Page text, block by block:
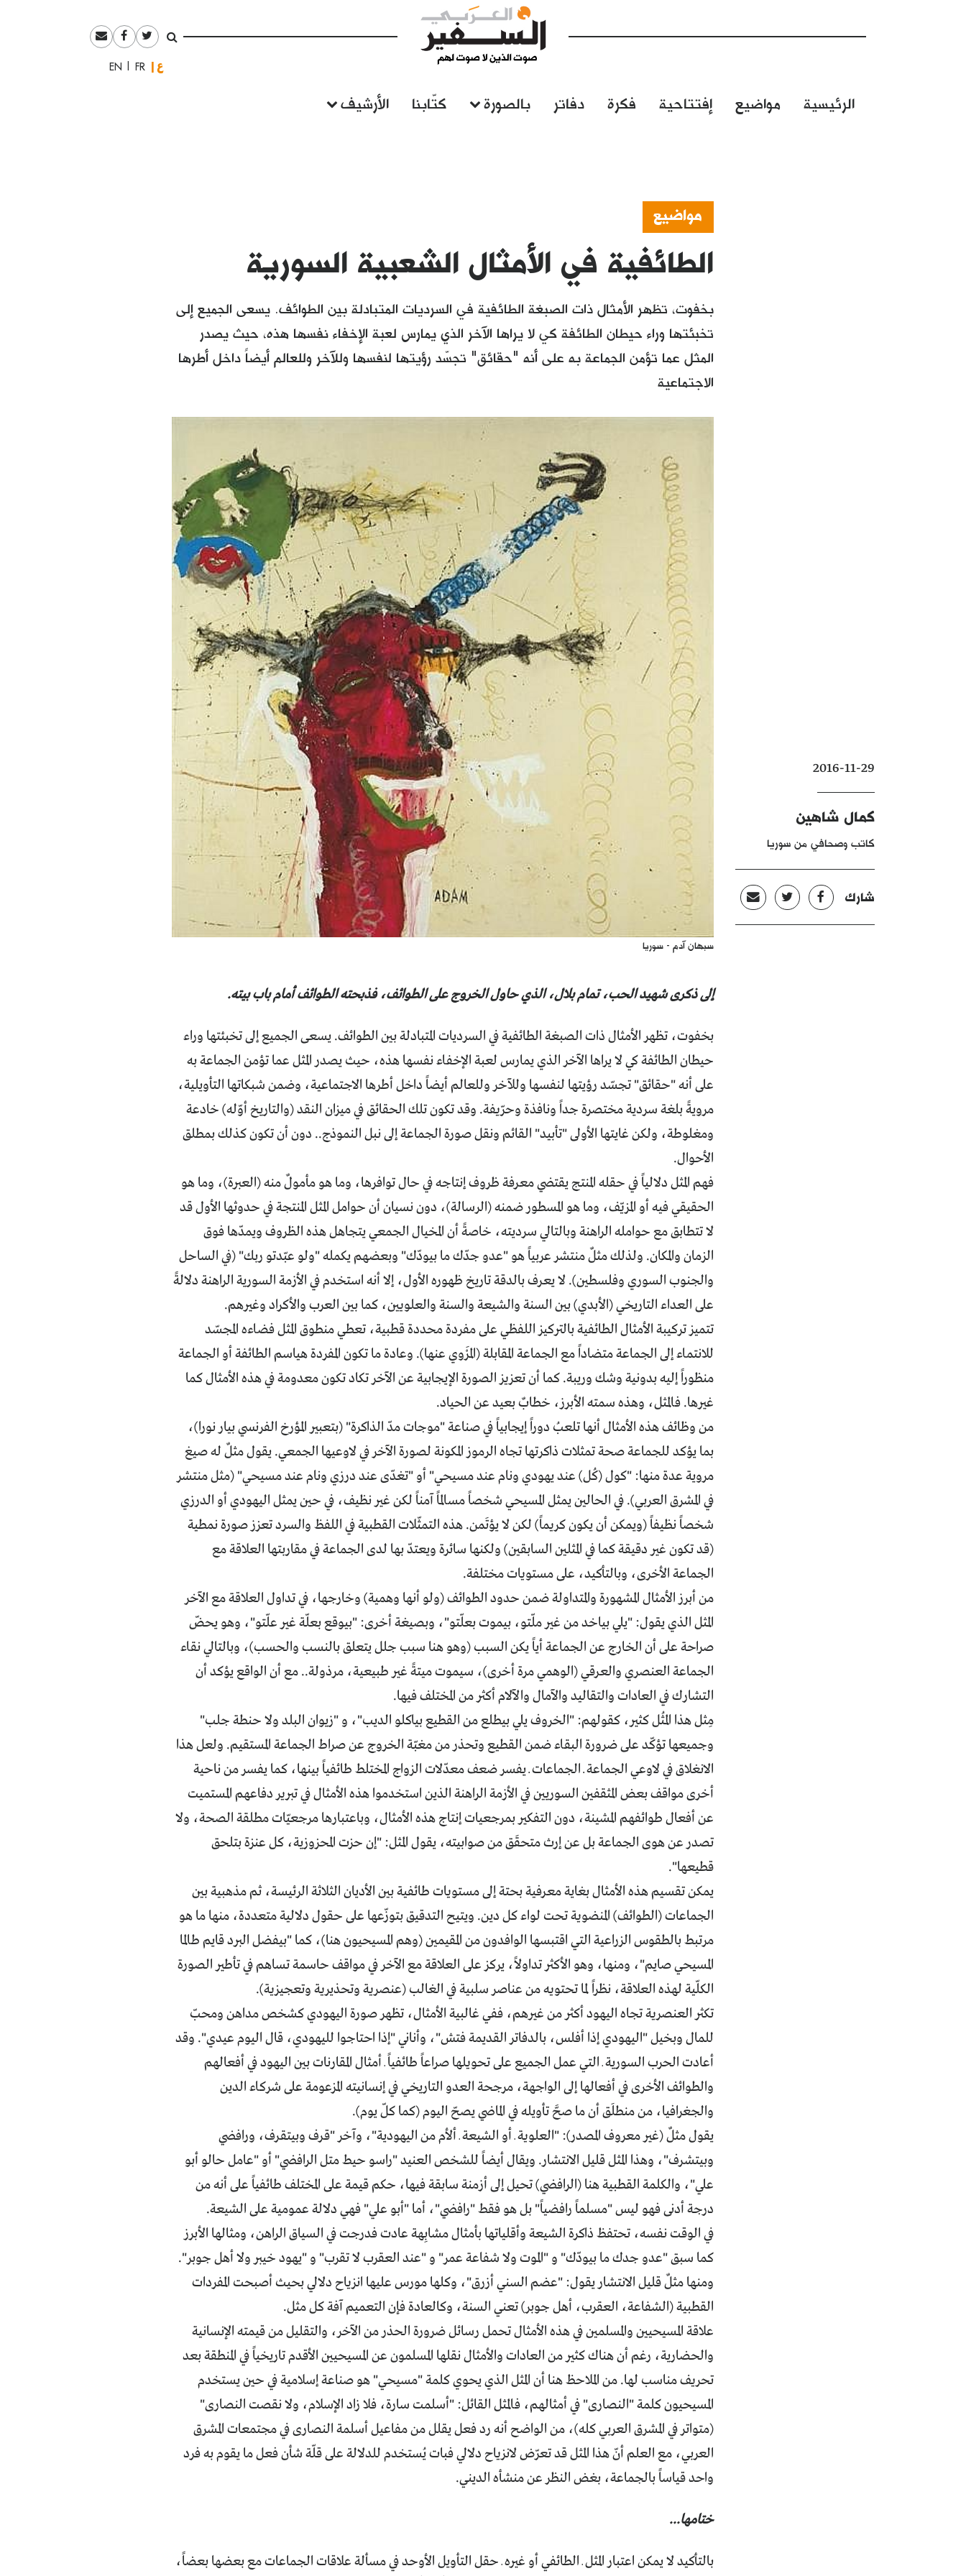
العربيةFrançais
English
الرئيسية مواضيع إفتتاحية فكرة دفاتر بالصورة كتّابنا الأرشيف
مواضيع
الطائفية في الأمثال الشعبية السورية
بخفوت، تظهر الأمثال ذات الصبغة الطائفية في السرديات المتبادلة بين الطوائف. يسعى الجميع إلى
تخبئتها وراء حيطان الطائفة كي لا يراها الآخر الذي يمارس لعبة الإخفاء نفسها هذه، حيث يصدر
المثل عما تؤمن الجماعة به على أنه "حقائق" تجسّد رؤيتها لنفسها وللآخر وللعالم أيضاً داخل أطرها
الاجتماعية
2016-11-29
كمال شاهين
كاتب وصحافي من سوريا
شارك
سبهان آدم - سوريا
إلى ذكرى شهيد الحب، تمام بلال، الذي حاول الخروج على الطوائف، فذبحته الطوائف أمام باب بيته.
بخفوت، تظهر الأمثال ذات الصبغة الطائفية في السرديات المتبادلة بين الطوائف. يسعى الجميع إلى تخبئتها وراء
حيطان الطائفة كي لا يراها الآخر الذي يمارس لعبة الإخفاء نفسها هذه، حيث يصدر المثل عما تؤمن الجماعة به
على أنه "حقائق" تجسّد رؤيتها لنفسها وللآخر وللعالم أيضاً داخل أطرها الاجتماعية، وضمن شبكاتها التأويلية،
مرويةً بلغة سردية مختصرة جداً ونافذة وحرّيفة. وقد تكون تلك الحقائق في ميزان النقد (والتاريخ أوّله) خادعة
ومغلوطة، ولكن غايتها الأولى "تأبيد" القائم ونقل صورة الجماعة إلى نبل النموذج.. دون أن تكون كذلك بمطلق
الأحوال.
فهم المثل دلالياً في حقله المنتج يقتضي معرفة ظروف إنتاجه في حال توافرها، وما هو مأمولٌ منه (العبرة)، وما هو
الحقيقي فيه أو المزيّف، وما هو المسطور ضمنه (الرسالة)، دون نسيان أن حوامل المثل المنتجة في حدوثها الأول قد
لا تتطابق مع حوامله الراهنة وبالتالي سرديته، خاصةً أن المخيال الجمعي يتجاهل هذه الظروف ويمدّها فوق
الزمان والمكان. ولذلك مثلٌ منتشر عربياً هو "عدو جدّك ما بيودّك" وبعضهم يكمله "ولو عبّدتو ربك" (في الساحل
والجنوب السوري وفلسطين). لا يعرف بالدقة تاريخ ظهوره الأول، إلا أنه استخدم في الأزمة السورية الراهنة دلالةً
على العداء التاريخي (الأبدي) بين السنة والشيعة والسنة والعلويين، كما بين العرب والأكراد وغيرهم.
تتميز تركيبة الأمثال الطائفية بالتركيز اللفظي على مفردة محددة قطبية، تعطي منطوق المثل فضاءه المجسّد
للانتماء إلى الجماعة متضاداً مع الجماعة المقابلة (المَرْوي عنها). وعادة ما تكون المفردة هياسم الطائفة أو الجماعة
منظوراً إليه بدونية وشك وريبة. كما أن تعزيز الصورة الإيجابية عن الآخر تكاد تكون معدومة في هذه الأمثال كما
غيرها. فالمثل، وهذه سمته الأبرز، خطابٌ بعيد عن الحياد.
من وظائف هذه الأمثال أنها تلعبُ دوراً إيجابياً في صناعة "موجات مدّ الذاكرة" (بتعبير المؤرخ الفرنسي بيار نورا)،
بما يؤكد للجماعة صحة تمثلات ذاكرتها تجاه الرموز المكونة لصورة الآخر في لاوعيها الجمعي. يقول مثلٌ له صيغ
مروية عدة منها: "كول (كُل) عند يهودي ونام عند مسيحي" أو "تغدّى عند درزي ونام عند مسيحي" (مثل منتشر
في المشرق العربي). في الحالين يمثل المسيحي شخصاً مسالماً آمناً لكن غير نظيف، في حين يمثل اليهودي أو الدرزي
شخصاً نظيفاً (ويمكن أن يكون كريماً) لكن لا يؤتَمن. هذه التمثّلات القطبية في اللفظ والسرد تعزز صورة نمطية
(قد تكون غير دقيقة كما في المثلين السابقين) ولكنها سائرة ويعتدّ بها لدى الجماعة في مقاربتها العلاقة مع
الجماعة الأخرى، وبالتأكيد، على مستويات مختلفة.
من أبرز الأمثال المشهورة والمتداولة ضمن حدود الطوائف (ولو أنها وهمية) وخارجها، في تداول العلاقة مع الآخر
المثل الذي يقول: "يلي بياخد من غير ملّتو، بيموت بعلّتو"، وبصيغة أخرى: "بيوقع بعلّة غير علّتو"، وهو يحضّ
صراحة على أن الخارج عن الجماعة أياً يكن السبب (وهو هنا سبب جلل يتعلق بالنسب والحسب)، وبالتالي نقاء
الجماعة العنصري والعرقي (الوهمي مرة أخرى)، سيموت ميتةً غير طبيعية، مرذولة.. مع أن الواقع يؤكد أن
التشارك في العادات والتقاليد والآمال والآلام أكثر من المختلف فيها.
مِثل هذا المثُل كثير، كقولهم: "الخروف يلي بيطلع من القطيع بياكلو الديب"، و "زيوان البلد ولا حنطة جلب"
وجميعها تؤكّد على ضرورة البقاء ضمن القطيع وتحذر من مغبّة الخروج عن صراط الجماعة المستقيم. ولعل هذا
الانغلاق في لاوعي الجماعة ــ الجماعات ــ يفسر ضعف معدّلات الزواج المختلط طائفياً بينها، كما يفسر من ناحية
أخرى مواقف بعض المثقفين السوريين في الأزمة الراهنة الذين استخدموا هذه الأمثال في تبرير دفاعهم المستميت
عن أفعال طوائفهم المشينة، دون التفكير بمرجعيات إنتاج هذه الأمثال، وباعتبارها مرجعيّات مطلقة الصحة، ولا
تصدر عن هوى الجماعة بل عن إرث متحقَق من صوابيته، يقول المثل: "إن حزت المحزوزية، كل عنزة بتلحق
قطيعها".
يمكن تقسيم هذه الأمثال بغاية معرفية بحتة إلى مستويات طائفية بين الأديان الثلاثة الرئيسة، ثم مذهبية بين
الجماعات (الطوائف) المنضوية تحت لواء كل دين. ويتيح التدقيق بتوزّعها على حقول دلالية متعددة، منها ما هو
مرتبط بالطقوس الزراعية التي اقتبسها الوافدون من المقيمين (وهم المسيحيون هنا)، كما "بيفضل البرد قايم طالما
المسيحي صايم"، ومنها، وهو الأكثر تداولاً، يركز على العلاقة مع الآخر في مواقف حاسمة تساهم في تأطير الصورة
الكلّية لهذه العلاقة، نظراً لما تحتويه من عناصر سلبية في الغالب (عنصرية وتحذيرية وتعجيزية).
تكثر العنصرية تجاه اليهود أكثر من غيرهم، ففي غالبية الأمثال، تظهر صورة اليهودي كشخص مداهن ومحبّ
للمال وبخيل "اليهودي إذا أفلس، بالدفاتر القديمة فتش"، وأناني "إذا احتاجوا لليهودي، قال اليوم عيدي". وقد
أعادت الحرب السورية ـ التي عمل الجميع على تحويلها صراعاً طائفياً ـ أمثال المقارنات بين اليهود في أفعالهم
والطوائف الأخرى في أفعالها إلى الواجهة، مرجحة العدو التاريخي في إنسانيته المزعومة على شركاء الدين
والجغرافيا، من منطلَق أن ما صحَّ تأويله في الماضي يصحّ اليوم (كما كلّ يوم).
يقول مثلٌ (غير معروف المصدر): "العلوية ـ أو الشيعة ـ ألأم من اليهودية"، وآخر "قرف وبيتقرف، ورافضي
وبيتشرف"، وهذا المثل قليل الانتشار. ويقال أيضاً للشخص العنيد "راسو حيط متل الرافضي" أو "عامل حالو أبو
علي"، والكلمة القطبية هنا (الرافضي) تحيل إلى أزمنة سابقة فيها، حكم قيمة على المختلف طائفياً على أنه من
درجة أدنى فهو ليس "مسلماً رافضياً" بل هو فقط "رافضي"، أما "أبو علي" فهي دلالة عمومية على الشيعة.
في الوقت نفسه، تحتفظ ذاكرة الشيعة وأقلياتها بأمثال مشابِهة عادت فدرجت في السياق الراهن، ومثالها الأبرز
كما سبق "عدو جدك ما بيودّك" و "الموت ولا شفاعة عمر" و "عند العقرب لا تقرب" و "يهود خيبر ولا أهل جوبر".
ومنها مثلٌ قليل الانتشار يقول: "عضم السني أزرق"، وكلها مورس عليها انزياح دلالي بحيث أصبحت المفردات
القطبية (الشفاعة، العقرب، أهل جوبر) تعني السنة، وكالعادة فإن التعميم آفة كل مثل.
علاقة المسيحيين والمسلمين في هذه الأمثال تحمل رسائل ضرورة الحذر من الآخر، والتقليل من قيمته الإنسانية
والحضارية، رغم أن هناك كثير من العادات والأمثال نقلها المسلمون عن المسيحيين الأقدم تاريخياً في المنطقة بعد
تحريف مناسب لها. من الملاحظ هنا أن المثل الذي يحوي كلمة "مسيحي" هو صناعة إسلامية في حين يستخدم
المسيحيون كلمة "النصارى" في أمثالهم، فالمثل القائل: "أسلمت سارة، فلا زاد الإسلام، ولا نقصت النصارى"
(متواتر في المشرق العربي كله)، من الواضح أنه رد فعل يقلل من مفاعيل أسلمة النصارى في مجتمعات المشرق
العربي، مع العلم أنّ هذا المثل قد تعرّض لانزياح دلالي فبات يُستخدم للدلالة على قلّة شأن فعل ما يقوم به فرد
واحد قياساً بالجماعة، بغض النظر عن منشأه الديني.
ختامها...
بالتأكيد لا يمكن اعتبار المثل ـ الطائفي أو غيره ـ حقل التأويل الأوحد في مسألة علاقات الجماعات مع بعضها بعضاً،